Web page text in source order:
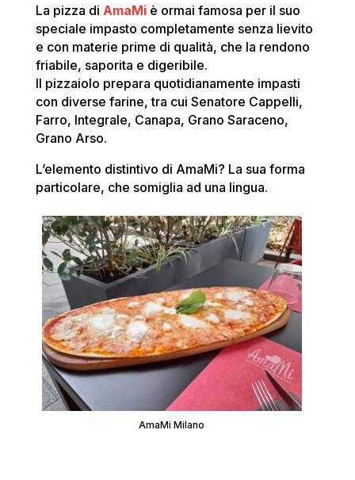
La pizza di AmaMiè ormai famosa per il suo
speciale impasto completamente senza lievito
e con materie prime di qualità, che la rendono
friabile, saporita e digeribile.
Il pizzaiolo prepara quotidianamente impasti
con diverse farine, tra cui Senatore Cappelli,
Farro, Integrale, Canapa, Grano Saraceno,
Grano Arso.
L’elemento distintivo di AmaMi? La sua forma
particolare, che somiglia ad una lingua.
AmaMi Milano